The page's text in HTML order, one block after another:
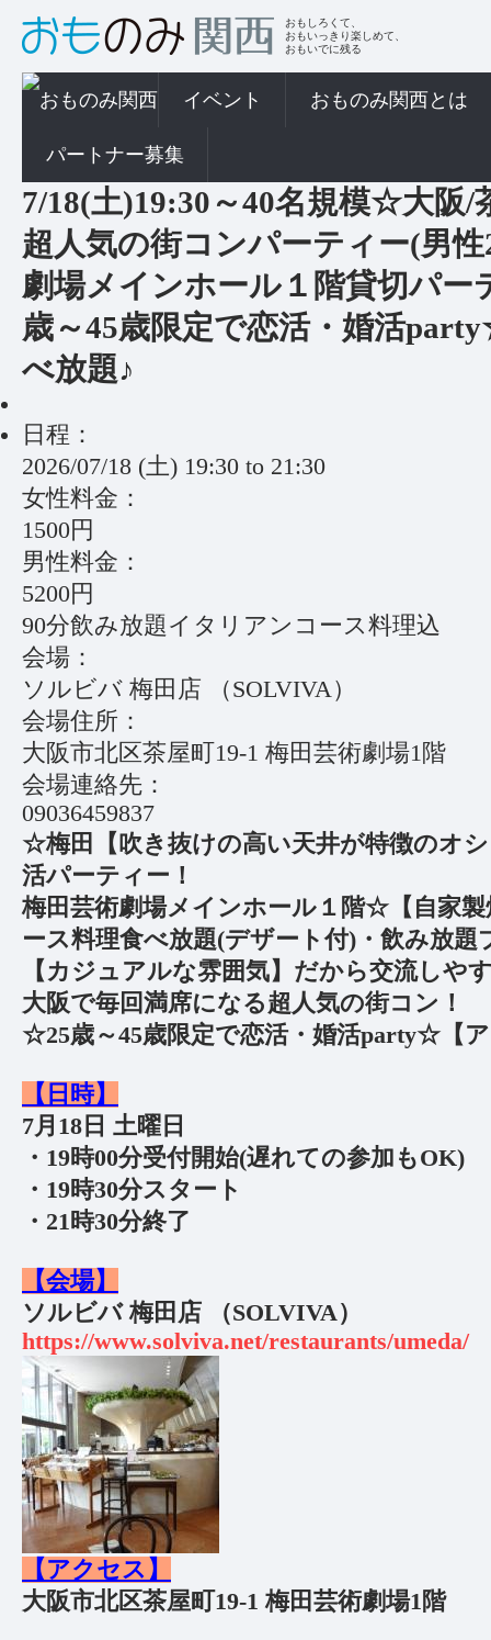
おもしろくて、
おもいっきり楽しめて、
おもいでに残る
イベント おものみ関西とは
パートナー募集
7/18(土)19:30～40名規模☆大阪
超人気の街コンパーティー(男
劇場メインホール１階貸切パ
歳～45歳限定で恋活・婚活
べ放題♪
日程：
2026/07/18 (土) 19:30 to 21:30
女性料金：
1500円
男性料金：
5200円
90分飲み放題イタリアンコース料理込
会場：
ソルビバ 梅田店 （SOLVIVA）
会場住所：
大阪市北区茶屋町19-1 梅田芸術劇場1階
会場連絡先：
09036459837
☆梅田【吹き抜けの高い天井が特徴のオ
活パーティー！
梅田芸術劇場メインホール１階☆【自家
ース料理食べ放題(デザート付)・飲み放
【カジュアルな雰囲気】だから交流しや
大阪で毎回満席になる超人気の街コン！
☆25歳～45歳限定で恋活・婚活party☆【
【日時】
7月18日 土曜日
・19時00分受付開始(遅れての参加もOK)
・19時30分スタート
・21時30分終了
【会場】
ソルビバ 梅田店 （SOLVIVA）
https://www.solviva.net/restaurants/umeda/
【アクセス】
大阪市北区茶屋町19-1 梅田芸術劇場1階